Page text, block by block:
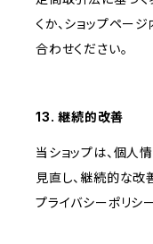
くか、ショップペー
合わせください。
13. 継続的改善
当ショップは、個人
見直し、継続的な改
プライバシーポリシ